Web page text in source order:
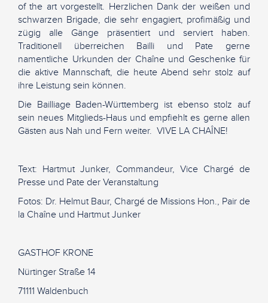
of the art vorgestellt. Herzlichen Dank der weißen und
schwarzen Brigade, die sehr engagiert, profimäßig und
zügig alle Gänge präsentiert und serviert haben.
Traditionell überreichen Bailli und Pate gerne
namentliche Urkunden der Chaîne und Geschenke für
die aktive Mannschaft, die heute Abend sehr stolz auf
ihre Leistung sein können.
Die Bailliage Baden-Württemberg ist ebenso stolz auf
sein neues Mitglieds-Haus und empfiehlt es gerne allen
Gästen aus Nah und Fern weiter. VIVE LA CHAÎNE!
Text: Hartmut Junker, Commandeur, Vice Chargé de
Presse und Pate der Veranstaltung
Fotos: Dr. Helmut Baur, Chargé de Missions Hon., Pair de
la Chaîne und Hartmut Junker
GASTHOF KRONE
Nürtinger Straße 14
71111 Waldenbuch